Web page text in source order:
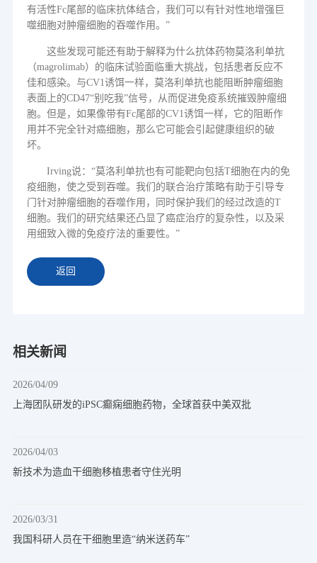
有活性Fc尾部的临床抗体结合，我们可以有针对性地增强巨
噬细胞对肿瘤细胞的吞噬作用。 ”
这些发现可能还有助于解释为什么抗体药物莫洛利单抗
（magrolimab）的临床试验面临重大挑战，包括患者反应不
佳和感染。与CV1 诱饵一样，莫洛利单抗也能阻断肿瘤细胞
表面上的CD47“别吃我”信号，从而促进免疫系统摧毁肿瘤细
胞。但是，如果像带有Fc尾部的CV1 诱饵一样，它的阻断作
用并不完全针对癌细胞，那么它可能会引起健康组织的破
坏。
Irving说 ： “莫洛利单抗也有可能靶向包括T细胞在内的免
疫细胞，使之受到吞噬。我们的联合治疗策略有助于引导专
门针对肿瘤细胞的吞噬作用，同时保护我们的经过改造的T
细胞。我们的研究结果还凸显了癌症治疗的复杂性，以及采
用细致入微的免疫疗法的重要性。 ”
返回
相关新闻
2026/04/09
上海团队研发的iPSC癫痫细胞药物，全球首获中美双批
2026/04/03
新技术为造血干细胞移植患者守住光明
2026/03/31
我国科研人员在干细胞里造“纳米送药车”